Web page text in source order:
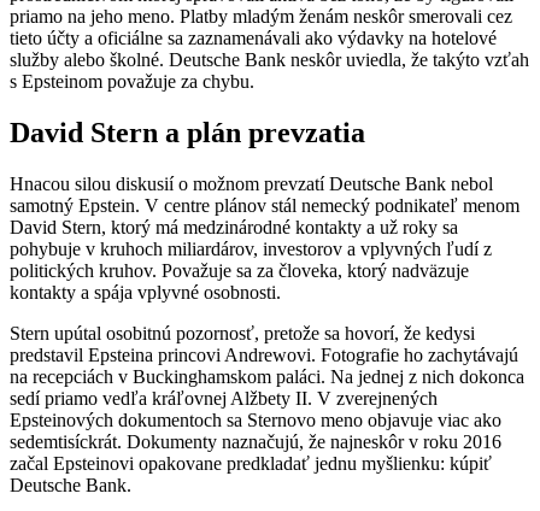
priamo na jeho meno. Platby mladým ženám neskôr smerovali cez
tieto účty a oficiálne sa zaznamenávali ako výdavky na hotelové
služby alebo školné. Deutsche Bank neskôr uviedla, že takýto vzťah
s Epsteinom považuje za chybu.
David Stern a plán prevzatia
Hnacou silou diskusií o možnom prevzatí Deutsche Bank nebol
samotný Epstein. V centre plánov stál nemecký podnikateľ menom
David Stern, ktorý má medzinárodné kontakty a už roky sa
pohybuje v kruhoch miliardárov, investorov a vplyvných ľudí z
politických kruhov. Považuje sa za človeka, ktorý nadväzuje
kontakty a spája vplyvné osobnosti.
Stern upútal osobitnú pozornosť, pretože sa hovorí, že kedysi
predstavil Epsteina princovi Andrewovi. Fotografie ho zachytávajú
na recepciách v Buckinghamskom paláci. Na jednej z nich dokonca
sedí priamo vedľa kráľovnej Alžbety II. V zverejnených
Epsteinových dokumentoch sa Sternovo meno objavuje viac ako
sedemtisíckrát. Dokumenty naznačujú, že najneskôr v roku 2016
začal Epsteinovi opakovane predkladať jednu myšlienku: kúpiť
Deutsche Bank.